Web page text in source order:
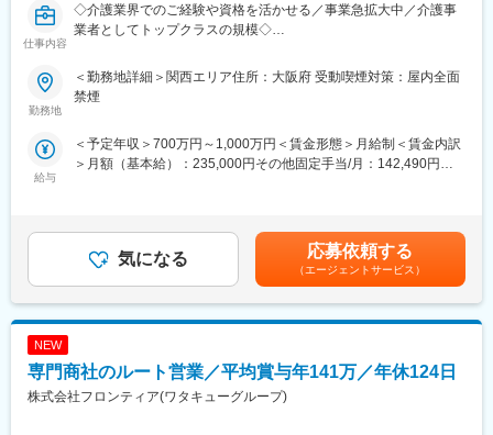
ー』（年収1,500万円も可能）
へステップアップしていくことができます！ぜひチャレンジして
■事業内容：
と温かみのある支援を両立させることで、新しい福祉サービスを
展開しております。
・児童発達支援事業
・放課後等デイサービス
・生活介護事業
・就労継続支援事業
・共同生活援助事業
・短期入所事業／日中一時支援事業
仕事内容
◇介護業界でのご経験や資格を活かせる／事業急拡大中／介護事
業者としてトップクラスの規模◇
■業務内容：【変更の範囲：当社業務全般】
大阪、兵庫を中心に全国で介護事業・医療事業・障がい福祉事業
などを幅広く手がけている当社にて、「エリアマネージャー」と
ます。
施設運営における全般的なマネジメント
◇連携先の開拓
└病院や居宅介護支援事業所、近隣の同業施設など、連携先の開
拓
◇稼働、人員配置、コンプライアンスという3つの経営指標に基づ
を中核にしたマネジメント
◇イノベーティブな企画・取り組みなどを通してブランディング
の強化
勤務地
＜勤務地詳細＞関西エリア住所：大阪府 受動喫煙対策：屋内全面
禁煙
給与
＜予定年収＞700万円～1,000万円＜賃金形態＞月給制＜賃金内訳
＞月額（基本給）：235,000円その他固定手当/月：142,490円固
収：50万×14回支給※入社月により初回賞与は支給要件あり■賞与
実績：年2回（1回支給実績50万～）賃金はあくまでも目安の金額
であり、選考を通じて上下する可能性があります。月給(月額)は固
定手当を含めた表記です。
気になる 応募依頼する
（エージェントサービス）
NEW
専門商社のルート営業／平均賞与年141万／年休124日
株式会社フロンティア(ワタキューグループ)